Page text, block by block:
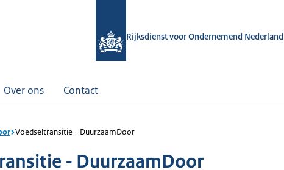
Rijksdienst voor Ondernemend Nederland
Over ons Contact
Voedseltransitie - DuurzaamDoor
- DuurzaamDoor